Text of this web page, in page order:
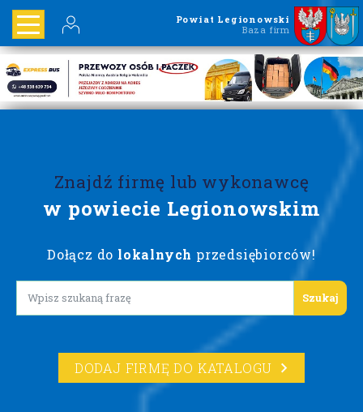
Powiat Legionowski
Baza firm
Znajdź firmę lub wykonawcę
w powiecie Legionowskim
Dołącz do lokalnych przedsiębiorców!
Lorem ipsum
DODAJ FIRMĘ DO KATALOGU